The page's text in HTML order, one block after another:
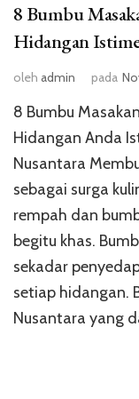
8 Bumbu
Hidangan
oleh admin pada
8 Bumbu
Hidangan Anda
Nusantara
sebagai surga
rempah dan
begitu khas.
sekadar
setiap hidangan.
Nusantara yang